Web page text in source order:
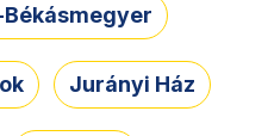
Jurányi Ház